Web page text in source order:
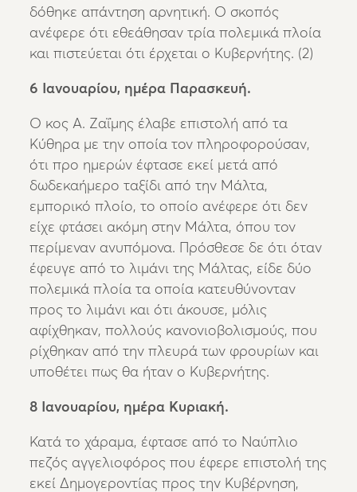
δόθηκε απάντηση αρνητική. Ο σκοπός
ανέφερε ότι εθεάθησαν τρία πολεμικά πλοία
και πιστεύεται ότι έρχεται ο Κυβερνήτης. (2)
6 Ιανουαρίου, ημέρα Παρασκευή.
Ο κος Α. Ζαΐμης έλαβε επιστολή από τα
Κύθηρα με την οποία τον πληροφορούσαν,
ότι προ ημερών έφτασε εκεί μετά από
δωδεκαήμερο ταξίδι από την Μάλτα,
εμπορικό πλοίο, το οποίο ανέφερε ότι δεν
είχε φτάσει ακόμη στην Μάλτα, όπου τον
περίμεναν ανυπόμονα. Πρόσθεσε δε ότι όταν
έφευγε από το λιμάνι της Μάλτας, είδε δύο
πολεμικά πλοία τα οποία κατευθύνονταν
προς το λιμάνι και ότι άκουσε, μόλις
αφίχθηκαν, πολλούς κανονιοβολισμούς, που
ρίχθηκαν από την πλευρά των φρουρίων και
υποθέτει πως θα ήταν ο Κυβερνήτης.
8 Ιανουαρίου, ημέρα Κυριακή.
Κατά το χάραμα, έφτασε από το Ναύπλιο
πεζός αγγελιοφόρος που έφερε επιστολή της
εκεί Δημογεροντίας προς την Κυβέρνηση,